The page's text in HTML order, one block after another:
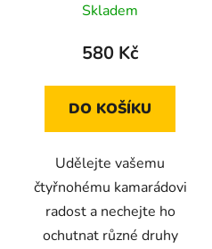
hodnocení
produktu
5,0
z
hvězdiček.
Skladem
580 Kč
DO KOŠÍKU
Udělejte vašemu
čtyřnohému kamarádovi
radost a nechejte ho
ochutnat různé druhy